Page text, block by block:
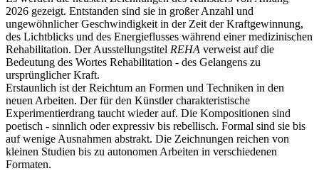
2026 gezeigt. Entstanden sind sie in großer Anzahl und
ungewöhnlicher Geschwindigkeit in der Zeit der Kraftgewinnung,
des Lichtblicks und des Energieflusses während einer medizinischen
Rehabilitation. Der Ausstellungstitel REHA verweist auf die
Bedeutung des Wortes Rehabilitation - des Gelangens zu
ursprünglicher Kraft.
Erstaunlich ist der Reichtum an Formen und Techniken in den
neuen Arbeiten. Der für den Künstler charakteristische
Experimentierdrang taucht wieder auf. Die Kompositionen sind
poetisch - sinnlich oder expressiv bis rebellisch. Formal sind sie bis
auf wenige Ausnahmen abstrakt. Die Zeichnungen reichen von
kleinen Studien bis zu autonomen Arbeiten in verschiedenen
Formaten.